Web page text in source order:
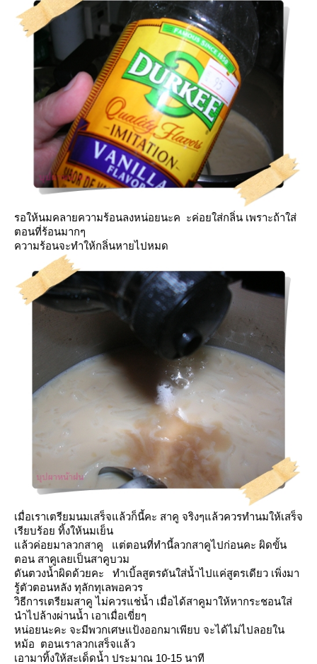
รอให้นมคลายความร้อนลงหน่อยนะค ะค่อยใส่กลิ่น เพราะถ้าใส่
ตอนที่ร้อนมากๆ
ความร้อนจะทำให้กลิ่นหายไปหมด
เมื่อเราเตรียมนมเสร็จแล้วก็นี้คะ สาคู จริงๆแล้วควรทำนมให้เสร็จ
เรียบร้อย ทิ้งให้นมเย็น
ล้วค่อยมาลวกสาคู แต่ตอนที่ทำนี้ลวกสาคูไปก่อนคะ ผิดขั้น
ตอน สาคูเลยเป็นสาคูบวม
ดันตวงน้ำผิดด้วยคะ ทำเบิ้ลสูตรดันใส่น้ำไปแค่สูตรเดียว เพิ่งมา
รู้ตัวตอนหลัง ทุลักทุเลพอควร
วิธีการเตรียมสาคู ไม่ควรแช่น้ำ เมื่อได้สาคูมาให้หากระชอนใส่
นำไปล้างผ่านน้ำ เอาเมื่อเขี่ยๆ
หน่อยนะคะ จะมีพวกเศษแป้งออกมาเพียบ จะได้ไม่ไปลอยใน
หม้อ ตอนเราลวกเสร็จแล้ว
เอามาทิ้งให้สะเด็ดน้ำ ประมาณ 10-15 นาที